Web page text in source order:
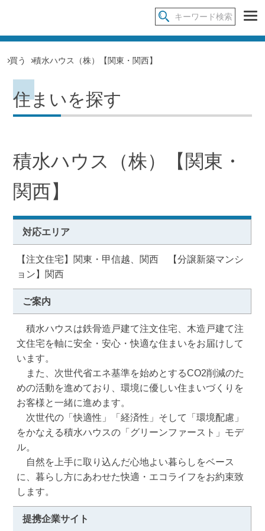
買う 積水ハウス（株）【関東・関西】
住まいを探す
積水ハウス（株）【関東・
関西】
対応エリア
【注文住宅】関東・甲信越、関西 【分譲新築マンシ
ョン】関西
ご案内
積水ハウスは鉄骨造戸建て注文住宅、木造戸建て注
文住宅を軸に安全・安心・快適な住まいをお届けして
います。
また、次世代省エネ基準を始めとするCO2削減のた
めの活動を進めており、環境に優しい住まいづくりを
お客様と一緒に進めます。
次世代の「快適性」「経済性」そして「環境配慮」
をかなえる積水ハウスの「グリーンファースト」モデ
ル。
自然を上手に取り込んだ心地よい暮らしをベース
に、暮らし方にあわせた快適・エコライフをお約束致
します。
提携企業サイト